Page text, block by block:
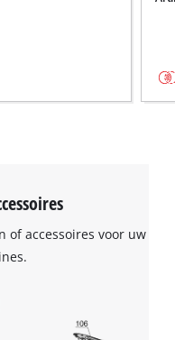
of accessoires voor uw